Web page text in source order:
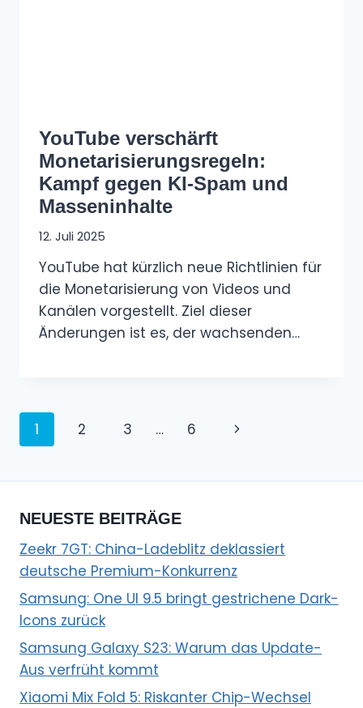
YouTube verschärft
Monetarisierungsregeln:
Kampf gegen KI-Spam und
Masseninhalte
12. Juli 2025
YouTube hat kürzlich neue Richtlinien für
die Monetarisierung von Videos und
Kanälen vorgestellt. Ziel dieser
Änderungen ist es, der wachsenden…
Seitennavigation
1 2 3 … 6
Nächste
NEUESTE BEITRÄGE
Zeekr 7GT: China-Ladeblitz deklassiert
deutsche Premium-Konkurrenz
Samsung: One UI 9.5 bringt gestrichene Dark-
Icons zurück
Samsung Galaxy S23: Warum das Update-
Aus verfrüht kommt
Xiaomi Mix Fold 5: Riskanter Chip-Wechsel